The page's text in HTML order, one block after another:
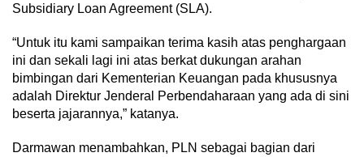
Subsidiary Loan Agreement (SLA).
“Untuk itu kami sampaikan terima kasih atas penghargaan
ini dan sekali lagi ini atas berkat dukungan arahan
bimbingan dari Kementerian Keuangan pada khususnya
adalah Direktur Jenderal Perbendaharaan yang ada di sini
beserta jajarannya,” katanya.
Darmawan menambahkan, PLN sebagai bagian dari